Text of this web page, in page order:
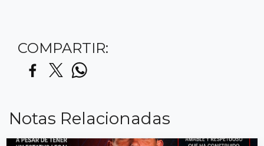
COMPARTIR:
Notas Relacionadas